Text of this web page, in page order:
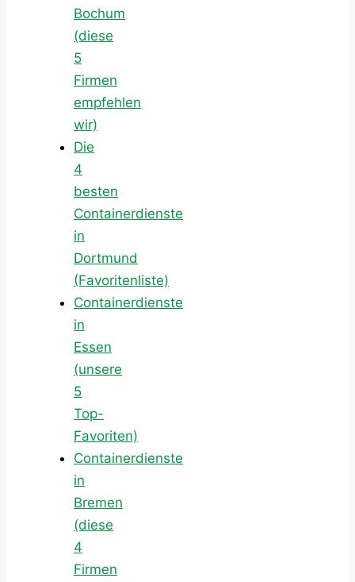
Bochum
(diese
5
Firmen
empfehlen
wir)
Die
4
besten
Containerdienste
in
Dortmund
(Favoritenliste)
Containerdienste
in
Essen
(unsere
5
Top-
Favoriten)
Containerdienste
in
Bremen
(diese
4
Firmen